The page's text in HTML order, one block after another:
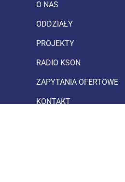
O NAS
ODDZIAŁY
PROJEKTY
RADIO KSON
ZAPYTANIA OFERTOWE
KONTAKT